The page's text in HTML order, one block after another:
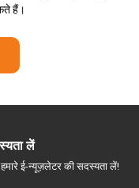
हैं।
लें
ई-न्यूज़लेटर की सदस्यता लें!